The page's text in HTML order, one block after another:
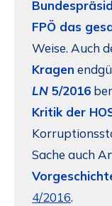
FPÖ das
Weise. Auch
Kragen
LN 5/2016
Kritik der
Sache auch
4/2016.